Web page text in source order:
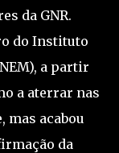
da GNR.
do Instituto
a partir
a aterrar nas
mas acabou
da